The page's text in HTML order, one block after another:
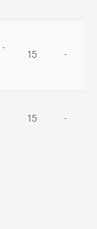
-
15 -
15 -